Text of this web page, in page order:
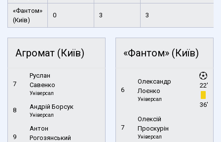
«Фантом»
(Київ)
0 3 3
Агромат (Київ)
7
Руслан
Савенко
Універсал
8 Андрій Борсук
Універсал
9
Антон
Рогозянський
«Фантом» (Київ)
6
Олександр
Лоєнко
Універсал
22'
36'
7
Олексій
Проскурін
Універсал